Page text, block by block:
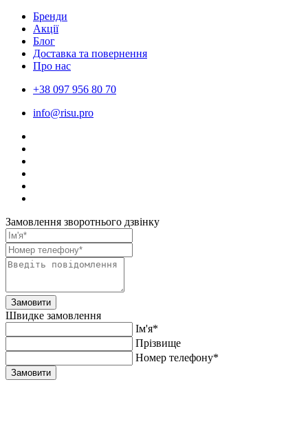
Бренди
Акції
Блог
Доставка та повернення
Про нас
+38 097 956 80 70
info@risu.pro
Замовлення зворотнього дзвінку
Замовити
Швидке замовлення
Ім'я*
Прiзвище
Номер телефону*